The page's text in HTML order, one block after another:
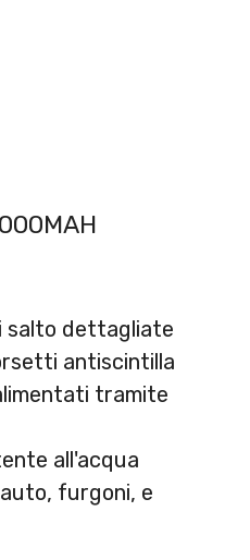
salto dettagliate
antiscintilla
tramite
all'acqua
furgoni, e